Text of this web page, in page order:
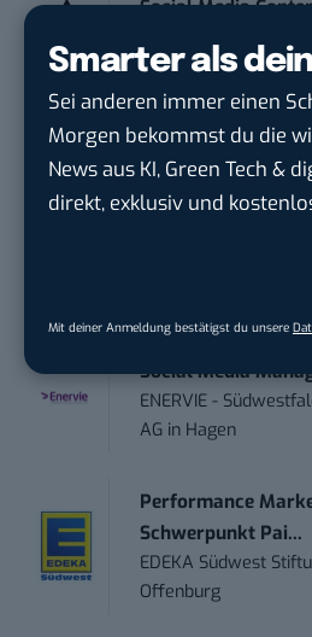
Smarter als
Sei anderen immer einen
Morgen bekommst du die
News aus KI, Green Tech &
direkt, exklusiv und
Mit deiner Anmeldung bestätigst du unsere
Social Media
Anforderungs-
touristische...
trendtours Holding
Social Media
ENERVIE -
AG in Hagen
Performance
Schwerpunkt Pai...
EDEKA Südwest
Offenburg